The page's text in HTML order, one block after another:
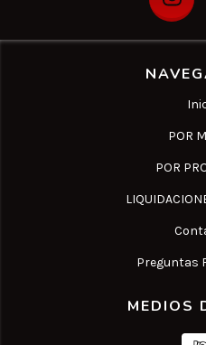
POR
POR
Preguntas
MEDIOS